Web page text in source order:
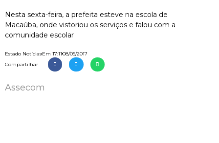
Nesta sexta-feira, a prefeita esteve na escola de
Macaúba, onde vistoriou os serviços e falou com a
comunidade escolar
Estado NotíciasEm 17:1108/05/2017
Compartilhar
Assecom